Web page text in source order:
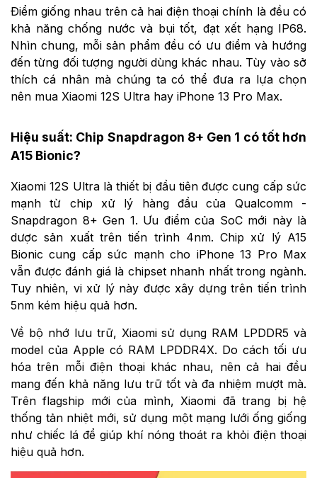
Điểm giống nhau trên cả hai điện thoại chính là đều có
khả năng chống nước và bụi tốt, đạt xết hạng IP68.
Nhìn chung, mỗi sản phẩm đều có ưu điểm và hướng
đến từng đối tượng người dùng khác nhau. Tùy vào sở
thích cá nhân mà chúng ta có thể đưa ra lựa chọn
nên mua Xiaomi 12S Ultra hay iPhone 13 Pro Max.
Hiệu suất: Chip Snapdragon 8+ Gen 1 có tốt hơn
A15 Bionic?
Xiaomi 12S Ultra là thiết bị đầu tiên được cung cấp sức
mạnh từ chip xử lý hàng đầu của Qualcomm -
Snapdragon 8+ Gen 1. Ưu điểm của SoC mới này là
dược sản xuất trên tiến trình 4nm. Chip xử lý A15
Bionic cung cấp sức mạnh cho iPhone 13 Pro Max
vẫn được đánh giá là chipset nhanh nhất trong ngành.
Tuy nhiên, vi xử lý này được xây dựng trên tiến trình
5nm kém hiệu quả hơn.
Về bộ nhớ lưu trữ, Xiaomi sử dụng RAM LPDDR5 và
model của Apple có RAM LPDDR4X. Do cách tối ưu
hóa trên mỗi điện thoại khác nhau, nên cả hai đều
mang đến khả năng lưu trữ tốt và đa nhiệm mượt mà.
Trên flagship mới của mình, Xiaomi đã trang bị hệ
thống tản nhiệt mới, sử dụng một mạng lưới ống giống
như chiếc lá để giúp khí nóng thoát ra khỏi điện thoại
hiệu quả hơn.